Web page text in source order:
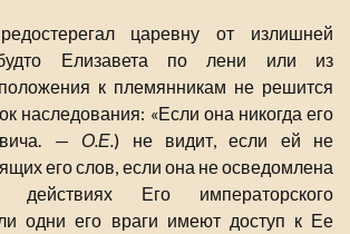
царевну от излишней
будто Елизавета по лени или из
к племянникам не решится
наследования: «Если она никогда его
— О.Е. ) не видит, если ей не
его слов, если она не осведомлена
Его императорского
одни его враги имеют доступ к Ее